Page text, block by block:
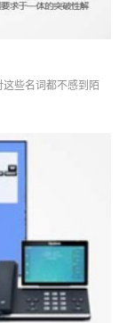
些名词都不感到陌